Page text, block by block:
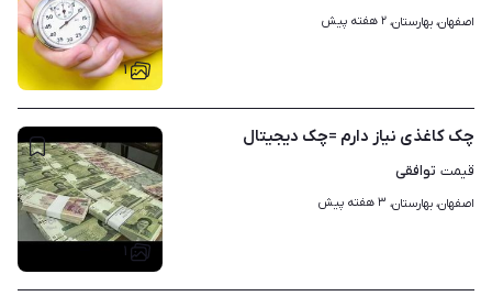
۱
اصفهان، بهارستان، ۲ هفته پیش
۱
چک کاغذی نیاز دارم =چک دیجیتال
قیمت توافقی
اصفهان، بهارستان، ۳ هفته پیش